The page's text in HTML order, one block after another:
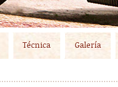
Técnica Galería